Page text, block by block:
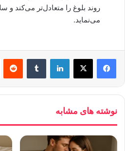
روند بلوغ را متعادل‌تر می‌کند و
می‌نماید.
لینکدین ‫تامبلر
نوشته های مشابه